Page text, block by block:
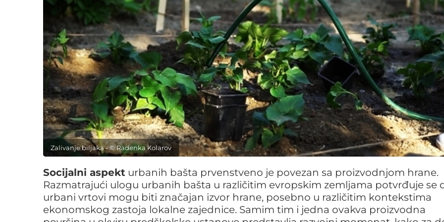
Zalivanje biljaka - © Radenka Kolarov
Socijalni aspekt urbanih bašta prvenstveno je povezan sa proizvodnjom hrane.
Razmatrajući ulogu urbanih bašta u različitim evropskim zemljama potvrđuje se
urbani vrtovi mogu biti značajan izvor hrane, posebno u različitim kontekstima
ekonomskog zastoja lokalne zajednice. Samim tim i jedna ovakva proizvodna